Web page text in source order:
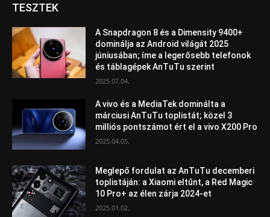
TESZTEK
A Snapdragon 8 és a Dimensity 9400+
dominálja az Android világát 2025
júniusában; íme a legerősebb telefonok
és táblagépek AnTuTu szerint
2025.07.04.
A vivo és a MediaTek dominálta a
márciusi AnTuTu toplistát; közel 3
milliós pontszámot ért el a vivo X200 Pro
2025.04.05.
Meglepő fordulat az AnTuTu decemberi
toplistáján: a Xiaomi eltűnt, a Red Magic
10 Pro+ az élen zárja 2024-et
2025.01.02.